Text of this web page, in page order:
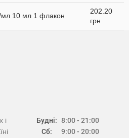
мл 10 мл 1 флакон
202.20
грн
Будні:
Сб:
8:00 - 21:00
9:00 - 20:00
і